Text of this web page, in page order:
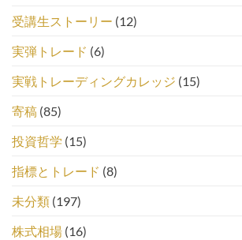
受講生ストーリー (12)
実弾トレード (6)
実戦トレーディングカレッジ (15)
寄稿 (85)
投資哲学 (15)
指標とトレード (8)
未分類 (197)
株式相場 (16)